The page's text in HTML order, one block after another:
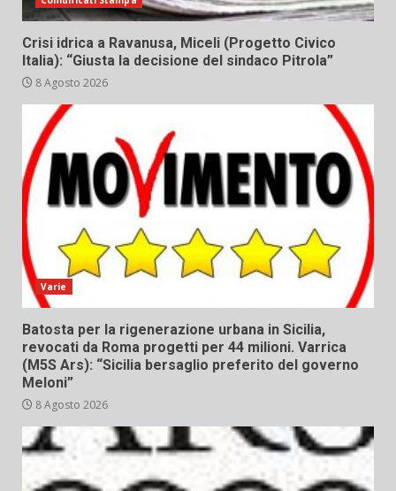
Crisi idrica a Ravanusa, Miceli (Progetto Civico
Italia): “Giusta la decisione del sindaco Pitrola”
8 Agosto 2026
Varie
Batosta per la rigenerazione urbana in Sicilia,
revocati da Roma progetti per 44 milioni. Varrica
(M5S Ars): “Sicilia bersaglio preferito del governo
Meloni”
8 Agosto 2026